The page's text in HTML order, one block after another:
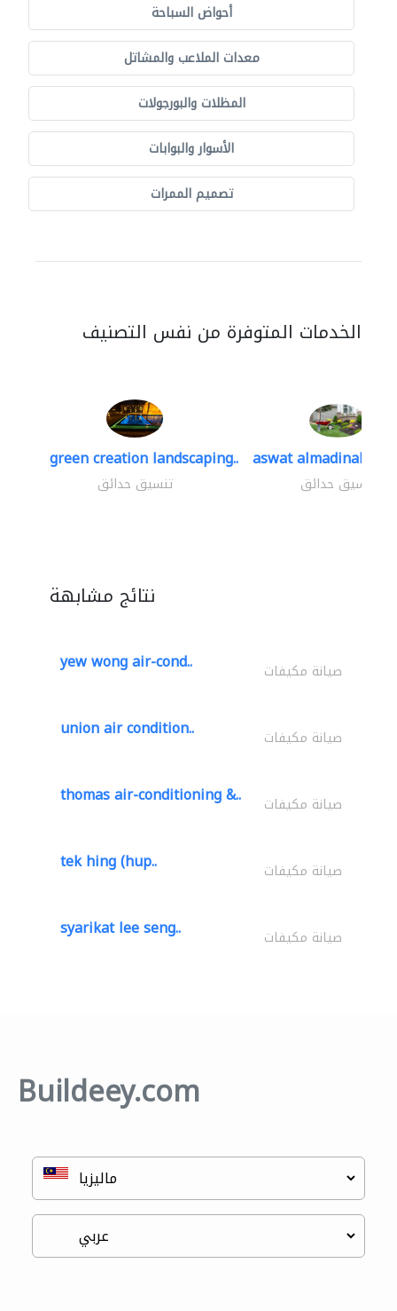
أحواض السباحة
معدات الملاعب والمشاتل
المظلات والبورجولات
الأسوار والبوابات
تصميم الممرات
الخدمات المتوفرة من نفس التصنيف
green creation landscaping..
تنسيق حدائق
aswat almadinah
تنسيق حدائق
نتائج مشابهة
yew wong air-cond.. صيانة مكيفات
union air condition.. صيانة مكيفات
thomas air-conditioning &.. صيانة مكيفات
tek hing (hup.. صيانة مكيفات
syarikat lee seng.. صيانة مكيفات
Buildeey.com